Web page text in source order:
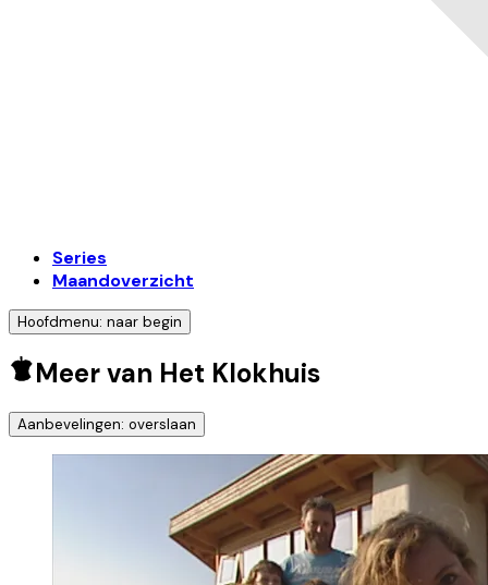
Series
Maandoverzicht
Hoofdmenu: naar begin
Meer van Het Klokhuis
Aanbevelingen: overslaan